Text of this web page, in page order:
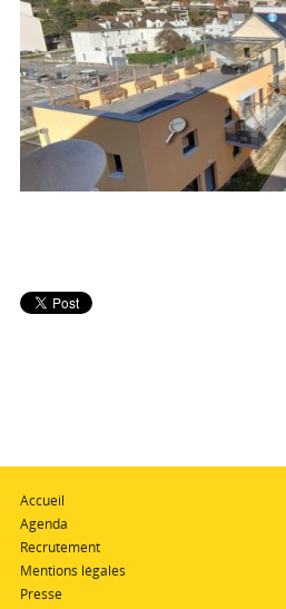
Accueil
Agenda
Recrutement
Mentions légales
Presse